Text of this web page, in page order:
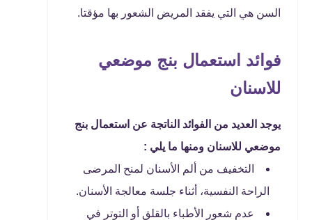
السن هي التي يفقد المريض الشعور بها مؤقتا.
فوائد استعمال بنج موضعي
للاسنان
يوجد العديد من الفوائد الناتجة عن استعمال بنج
موضعي للاسنان ومنها ما يلي :
التخفيف من ألم الأسنان لمنح المرضى
الراحة النفسية، أثناء جلسة معالجة الأسنان.
عدم شعور الأطباء بالقلق أو التوتر في